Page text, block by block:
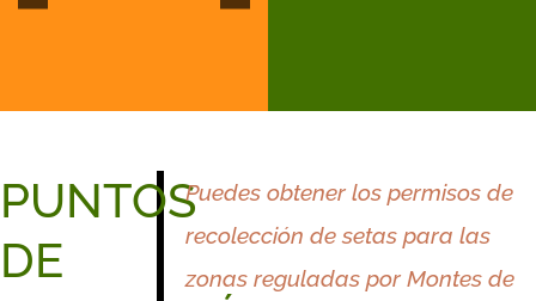
Montaña
PUNTOS
DE
Puedes obtener los permisos de
recolección de setas para las
zonas reguladas por Montes de